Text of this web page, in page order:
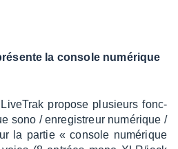
la console numérique
propose plusieurs fonc­
sono / enre­gis­treur numé­rique /
la partie « console numé­rique